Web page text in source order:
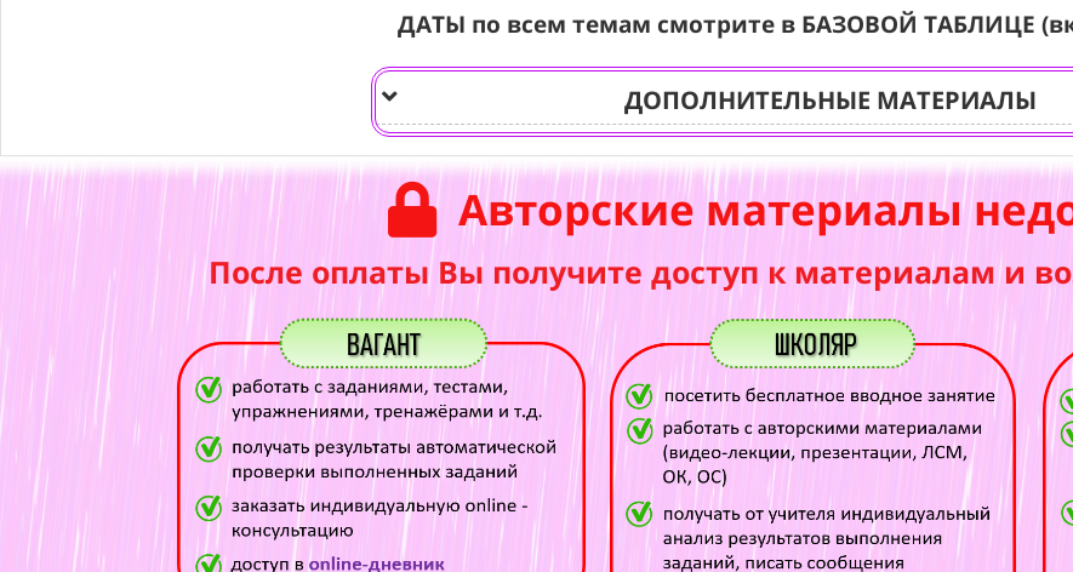
ДАТЫ по всем темам смотрите в БАЗОВОЙ ТАБЛИЦЕ
ДОПОЛНИТЕЛЬНЫЕ МАТЕРИАЛЫ
Авторские материалы
После оплаты Вы получите доступ к материалам и